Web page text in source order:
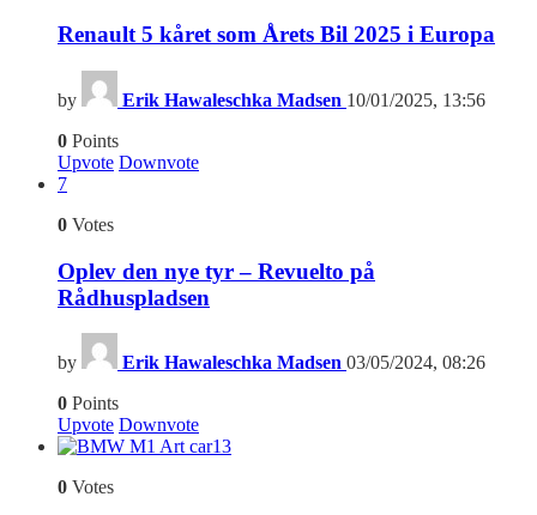
Renault 5 kåret som Årets Bil 2025 i Europa
by Erik Hawaleschka Madsen 10/01/2025, 13:56
0 Points
Upvote Downvote
7
0 Votes
Oplev den nye tyr – Revuelto på
Rådhuspladsen
by Erik Hawaleschka Madsen 03/05/2024, 08:26
0 Points
Upvote Downvote
13
0 Votes